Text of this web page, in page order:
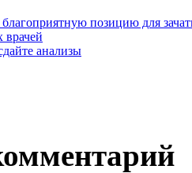
позицию для
врачей
анализы